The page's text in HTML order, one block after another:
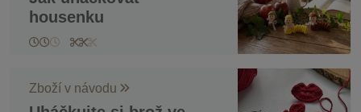
housenku
Zboží v návodu